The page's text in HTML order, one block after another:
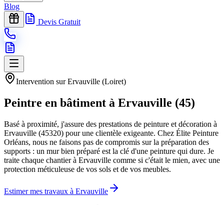
Blog
Devis Gratuit
Intervention surErvauville (Loiret)
Peintre en bâtiment à Ervauville (45)
Basé à proximité, j'assure des prestations de peinture et décoration à
Ervauville (45320) pour une clientèle exigeante. Chez Élite Peinture
Orléans, nous ne faisons pas de compromis sur la préparation des
supports : un mur bien préparé est la clé d'une peinture qui dure. Je
traite chaque chantier à Ervauville comme si c'était le mien, avec une
protection méticuleuse de vos sols et de vos meubles.
Estimer mes travaux à Ervauville